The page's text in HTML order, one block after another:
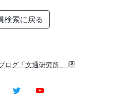
検索に戻る
ログ「文通研究所」